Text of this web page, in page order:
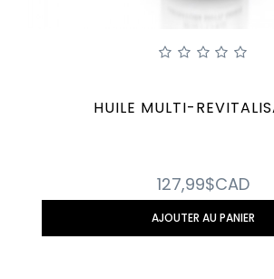
HUILE MULTI-
127,99$CAD
AJOUTER AU PANIER